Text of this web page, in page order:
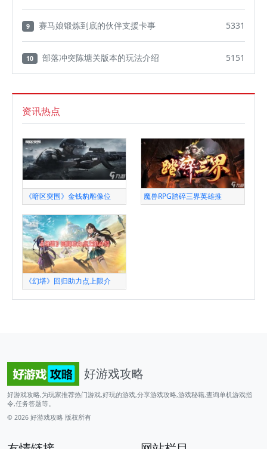
9 赛马娘锻炼到底的伙伴支援卡事 5331
10 部落冲突陈塘关版本的玩法介绍 5151
资讯热点
《暗区突围》金钱豹雕像位 魔兽RPG踏碎三界英雄推
《幻塔》回归助力点上限介
好游戏攻略
好游戏攻略,为玩家推荐热门游戏,好玩的游戏,分享游戏攻略,游戏秘籍,查询单机游戏指
令,任务答题等。
© 2026 好游戏攻略 版权所有